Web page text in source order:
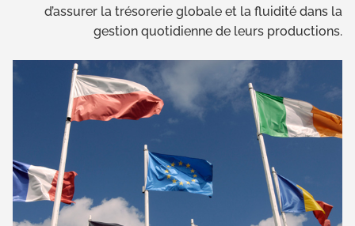
d’assurer la trésorerie globale et la fluidité dans la
gestion quotidienne de leurs productions.